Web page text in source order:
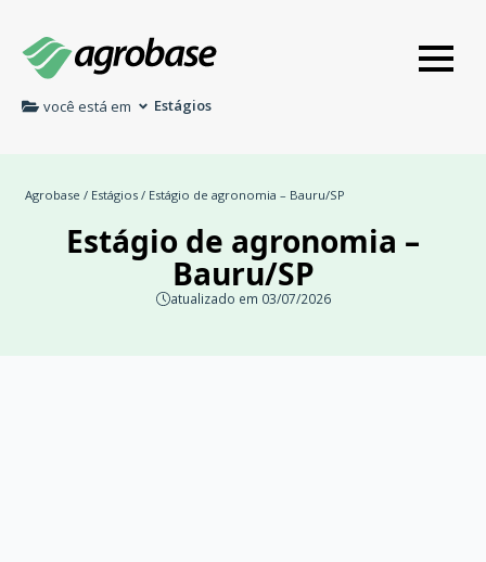
você está em Estágios
Agrobase / Estágios / Estágio de agronomia – Bauru/SP
Estágio de agronomia –
Bauru/SP
atualizado em 03/07/2026